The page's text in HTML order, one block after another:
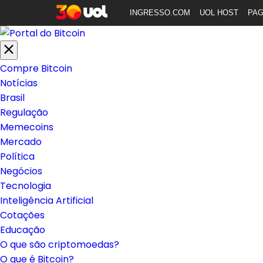
INGRESSO.COM UOL HOST
Compre Bitcoin
Notícias
Brasil
Regulação
Memecoins
Mercado
Política
Negócios
Tecnologia
Inteligência Artificial
Cotações
Educação
O que são criptomoedas?
O que é Bitcoin?